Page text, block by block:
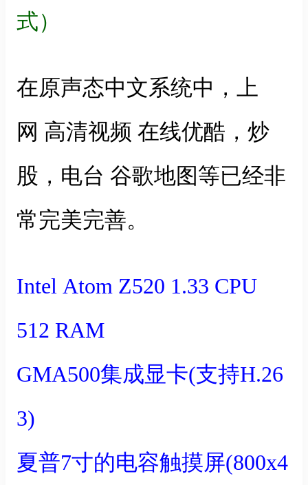
式）
在原声态中文系统中，上
网 高清视频 在线优酷，炒
股，电台 谷歌地图等已经非
常完美完善。
Intel Atom Z520 1.33 CPU
512 RAM
GMA500集成显卡(支持H.26
3)
夏普7寸的电容触摸屏(800x4